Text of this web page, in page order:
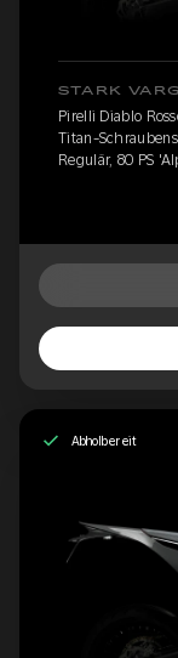
STARK
Pirelli Diablo
Titan-
Regulär, 80 PS
Abholbereit